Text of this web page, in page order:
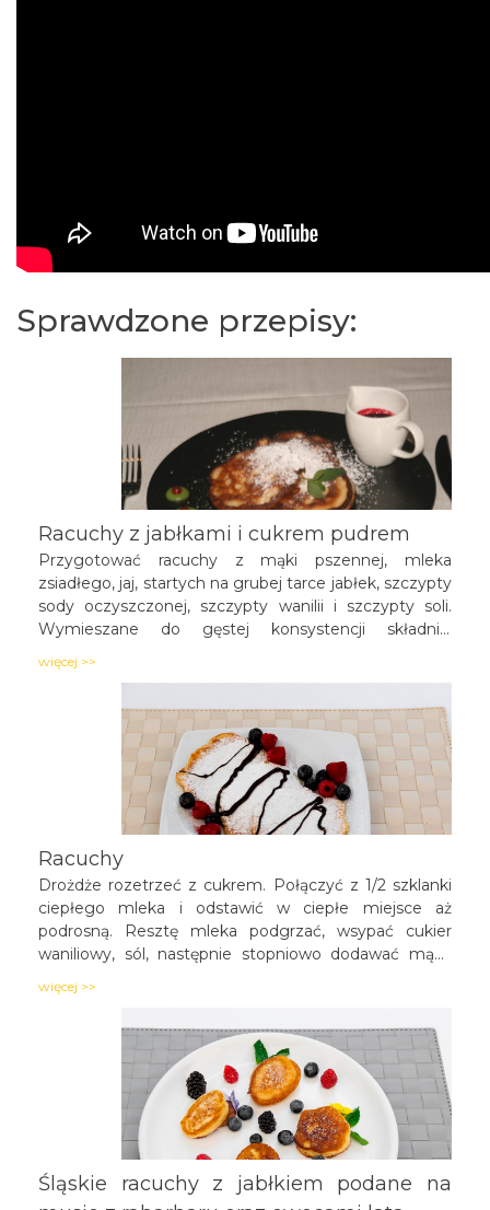
Sprawdzone przepisy:
Racuchy z jabłkami i cukrem pudrem
Przygotować racuchy z mąki pszennej, mleka
zsiadłego, jaj, startych na grubej tarce jabłek, szczypty
sody oczyszczonej, szczypty wanilii i szczypty soli.
Wymieszane do gęstej konsystencji składniki
małe placuszki. Piecze się je na złoty kolor.
więcej >>
Racuchy
Drożdże rozetrzeć z cukrem. Połączyć z 1/2 szklanki
ciepłego mleka i odstawić w ciepłe miejsce aż
podrosną. Resztę mleka podgrzać, wsypać cukier
waniliowy, sól, następnie stopniowo dodawać mąkę
więcej >>
Śląskie racuchy z jabłkiem podane na